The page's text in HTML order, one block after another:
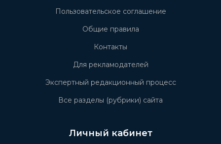
Пользовательское соглашение
Общие правила
Контакты
Для рекламодателей
Экспертный редакционный процесс
Все разделы (рубрики) сайта
Личный кабинет